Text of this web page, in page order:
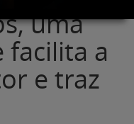
uma
facilita a
e traz